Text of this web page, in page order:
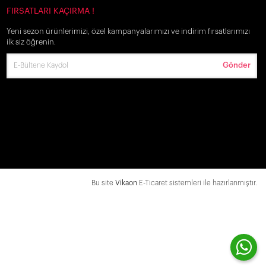
FIRSATLARI KAÇIRMA !
Yeni sezon ürünlerimizi, özel kampanyalarımızı ve indirim fırsatlarımızı
ilk siz öğrenin.
Gönder
Bu site Vikaon E-Ticaret sistemleri ile hazırlanmıştır.